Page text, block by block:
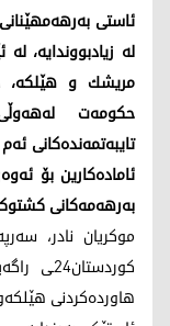
ئاستی
لە زیادبووندایە،
مریشك و هێلكه،‌
حكومه‌ت له‌هه‌وڵی
تایبه‌تمه‌نده‌كانی
ئاماده‌كارین بۆ
به‌رهه‌مه‌كانی
موکریان نادر،
هاوردەکردنی